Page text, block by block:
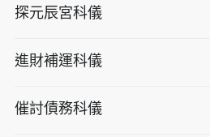
探元辰宮科儀
進財補運科儀
催討債務科儀